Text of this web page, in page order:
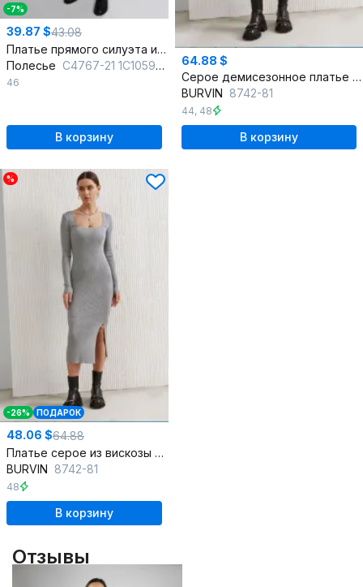
-7%
39.87 $43.08
Платье прямого силуэта из вязки шерсть демисезон
Полесье С4767-21 1С1059-Д43 164 льняной
46
В корзину
64.88 $
Серое демисезонное платье из вискозы и трикотажа
BURVIN 8742-81
44, 48
В корзину
%
-26% ПОДАРОК
48.06 $64.88
Платье серое из вискозы с коротким рукавом в стиле кэжуал
BURVIN 8742-81
48
В корзину
Отзывы